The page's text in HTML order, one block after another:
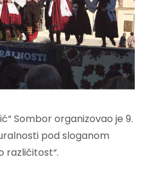
Sombor organizovao je 9.
pod sloganom
različitost“.